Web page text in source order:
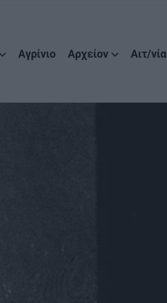
Αγρίνιο Αρχείον Αιτ/νία